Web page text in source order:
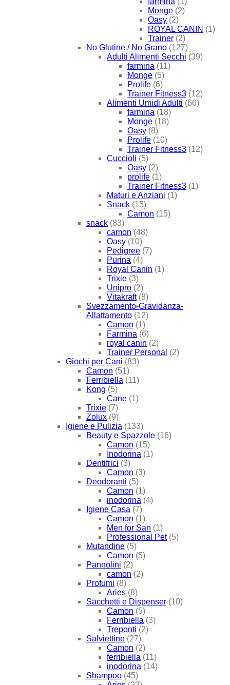
Monge (2)
Oasy (2)
ROYAL CANIN (1)
Trainer (2)
No Glutine / No Grano (127)
Adulti Alimenti Secchi (39)
farmina (11)
Monge (5)
Prolife (6)
Trainer Fitness3 (12)
Alimenti Umidi Adulti (66)
farmina (18)
Monge (18)
Oasy (8)
Prolife (10)
Trainer Fitness3 (12)
Cuccioli (5)
Oasy (2)
prolife (1)
Trainer Fitness3 (1)
Maturi e Anziani (1)
Snack (15)
Camon (15)
snack (83)
camon (48)
Oasy (10)
Pedigree (7)
Purina (4)
Royal Canin (1)
Trixie (3)
Unipro (2)
Vitakraft (8)
Svezzamento-Gravidanza-
Allattamento (12)
Camon (1)
Farmina (6)
royal canin (2)
Trainer Personal (2)
Giochi per Cani (83)
Camon (51)
Ferribiella (11)
Kong (5)
Cane (1)
Trixie (7)
Zolux (9)
Igiene e Pulizia (133)
Beauty e Spazzole (16)
Camon (15)
Inodorina (1)
Dentifrici (3)
Camon (3)
Deodoranti (5)
Camon (1)
inodorina (4)
Igiene Casa (7)
Camon (1)
Men for San (1)
Professional Pet (5)
Mutandine (5)
Camon (5)
Pannolini (2)
camon (2)
Profumi (8)
Aries (8)
Sacchetti e Dispenser (10)
Camon (5)
Ferribiella (3)
Treponti (2)
Salviettine (27)
Camon (2)
ferribiella (11)
inodorina (14)
Shampoo (45)